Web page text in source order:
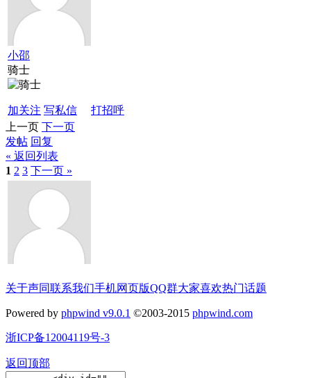
小邵
骑士
加关注 写私信
打招呼
上一页 下一页
发帖 回复
« 返回列表
1 2 3 下一页 »
关于声同联系我们手机网页版QQ群大家喜欢热门话题
Powered by phpwind v9.0.1 ©2003-2015 phpwind.com
浙ICP备12004119号-3
返回顶部